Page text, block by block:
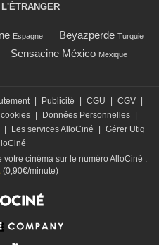
Espagne Beyazperde Turquie
Sensacine México Mexique
| Publicité | CGU | CGV |
| Données Personnelles |
| Les services AlloCiné | Gérer Utiq
cinéma sur le numéro AlloCiné :
(0,90€/minute)